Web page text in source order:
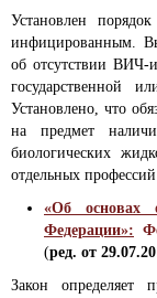
Установлен
инфицированным.
об отсутствии ВИЧ-
государственной
Установлено, что
на предмет
биологических
отдельных
«Об основах
Федерации»:
(ред. от
Закон определяет